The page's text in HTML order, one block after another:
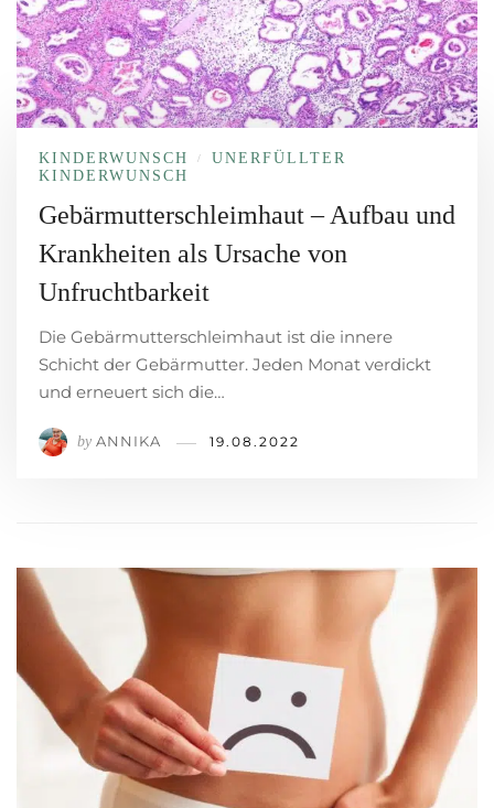
KINDERWUNSCH /
UNERFÜLLTER
KINDERWUNSCH
Gebärmutterschleimhaut – Aufbau und
Krankheiten als Ursache von
Unfruchtbarkeit
Die Gebärmutterschleimhaut ist die innere
Schicht der Gebärmutter. Jeden Monat verdickt
und erneuert sich die…
by ANNIKA 19.08.2022